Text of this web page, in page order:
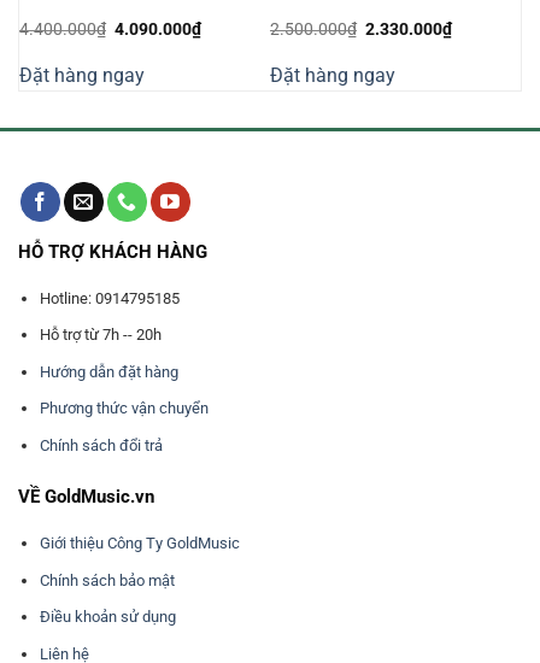
4.400.000₫ Giá
4.400.000₫.
4.090.000₫Giá
hiện
4.090.000₫.
Đặt hàng ngay
2.500.000₫ Giá
2.500.000₫.
2.330.000₫Giá
hiện
Đặt hàng ngay
HỖ TRỢ KHÁCH HÀNG
Hotline: 0914795185
Hỗ trợ từ 7h -- 20h
Hướng dẫn đặt hàng
Phương thức vận chuyển
Chính sách đổi trả
VỀ GoldMusic.vn
Giới thiệu Công Ty GoldMusic
Chính sách bảo mật
Điều khoản sử dụng
Liên hệ